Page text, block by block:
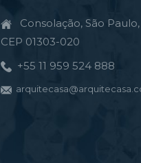
Consolação, São Paulo,
CEP 01303-020
+55 11 959 524 888